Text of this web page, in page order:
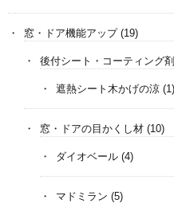
窓・ドア機能アップ(19)
後付シート・コーティング剤
遮熱シート木かげの涼 (1)
窓・ドアの目かくし材 (10)
ダイオベール (4)
マドミラン (5)